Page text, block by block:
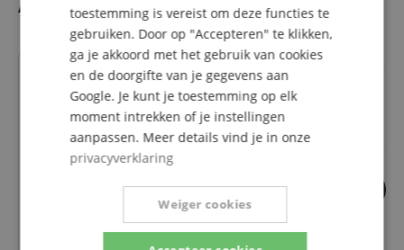
9
Verzorgingsmiddel Voor
Classic Cantabile
toestemming is vereist om deze functies te
gebruiken. Door op "Accepteren" te klikken,
ga je akkoord met het gebruik van cookies
en de doorgifte van je gegevens aan
Google. Je kunt je toestemming op elk
moment intrekken of je instellingen
aanpassen. Meer details vind je in onze
privacyverklaring
Weiger cookies